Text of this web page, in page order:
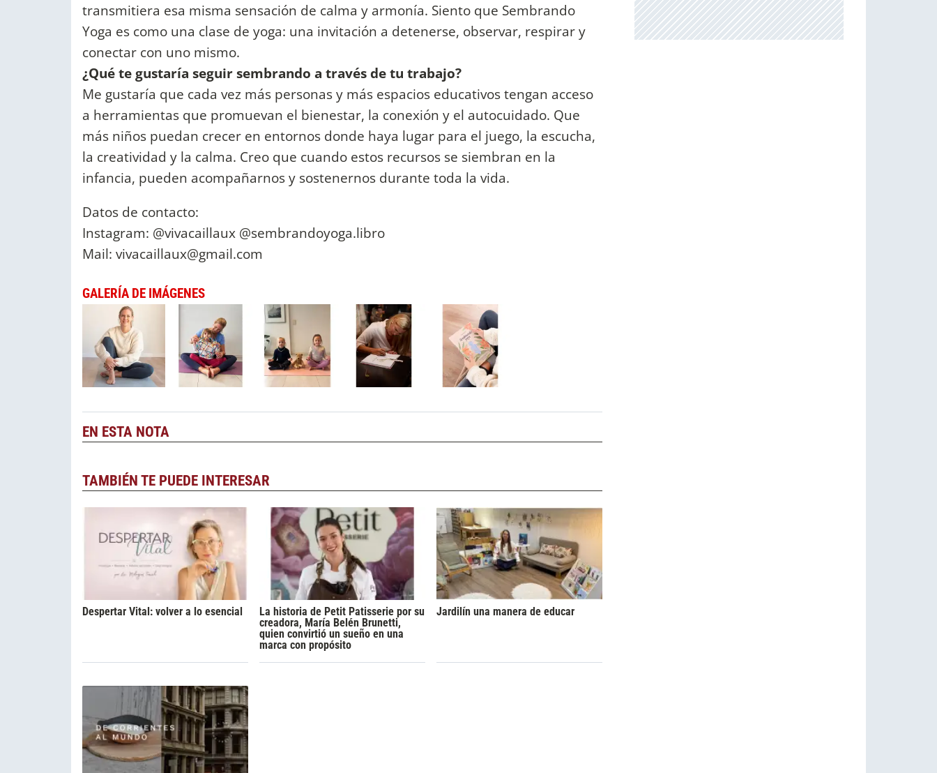
transmitiera esa misma sensación de calma y armonía. Siento que Sembrando
Yoga es como una clase de yoga: una invitación a detenerse, observar, respirar y
conectar con uno mismo.
¿Qué te gustaría seguir sembrando a través de tu trabajo?
Me gustaría que cada vez más personas y más espacios educativos tengan acceso
a herramientas que promuevan el bienestar, la conexión y el autocuidado. Que
más niños puedan crecer en entornos donde haya lugar para el juego, la escucha,
la creatividad y la calma. Creo que cuando estos recursos se siembran en la
infancia, pueden acompañarnos y sostenernos durante toda la vida.
Datos de contacto:
Instagram: @vivacaillaux @sembrandoyoga.libro
Mail: vivacaillaux@gmail.com
GALERÍA DE IMÁGENES
EN ESTA NOTA
TAMBIÉN TE PUEDE INTERESAR
Despertar Vital: volver a lo esencial
La historia de Petit Patisserie por su
creadora, María Belén Brunetti,
quien convirtió un sueño en una
marca con propósito
Jardilín una manera de educar